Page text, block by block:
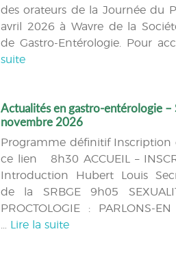
des orateurs de la Journée du
avril 2026 à Wavre de la
de Gastro-Entérologie. Pour
suite
Actualités en gastro-entérologie –
novembre 2026
Programme définitif Inscription
ce lien 8h30 ACCUEIL –
Introduction Hubert Louis
de la SRBGE 9h05
PROCTOLOGIE : PARLONS-
Lire la suite